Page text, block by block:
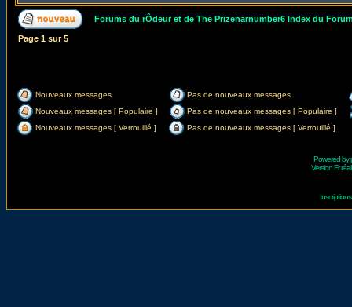
Forums du rÔdeur et de The Prizenarnumber6 Index du
Page 1 sur5
Nouveaux messages
Pas de nouveaux messages
Nouveaux messages [ Populaire ]
Pas de nouveaux messages [ Populaire ]
Nouveaux messages [ Verrouillé ]
Pas de nouveaux messages [ Verrouillé ]
Powered by
Version Fr